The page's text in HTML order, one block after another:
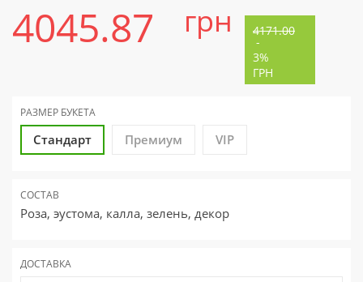
4045.87 грн 4171.00
-
3%
ГРН
РАЗМЕР БУКЕТА
Стандарт Премиум VIP
СОСТАВ
Роза, эустома, калла, зелень, декор
ДОСТАВКА